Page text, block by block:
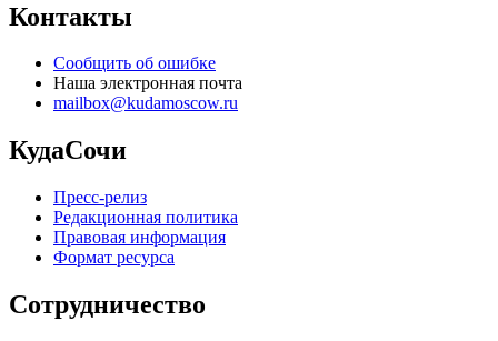
Контакты
Сообщить об ошибке
Наша электронная почта
mailbox@kudamoscow.ru
КудаСочи
Пресс-релиз
Редакционная политика
Правовая информация
Формат ресурса
Сотрудничество